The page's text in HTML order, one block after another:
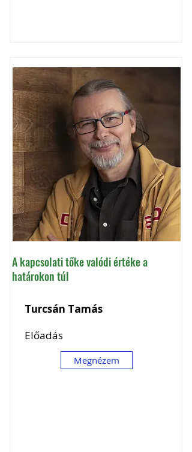
A kapcsolati tőke valódi értéke a
határokon túl
Turcsán Tamás
Előadás
Megnézem